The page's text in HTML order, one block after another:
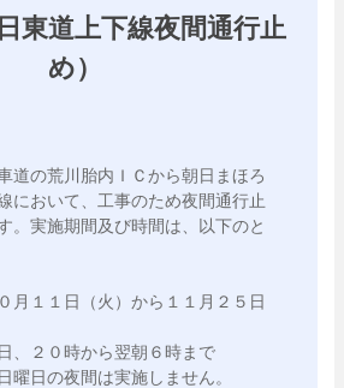
東道上下線夜間通行止
め）
道の荒川胎内ＩＣから朝日まほろ
において、工事のため夜間通行止
。実施期間及び時間は、以下のと
月１１日（火）から１１月２５日
、２０時から翌朝６時まで
曜日の夜間は実施しません。